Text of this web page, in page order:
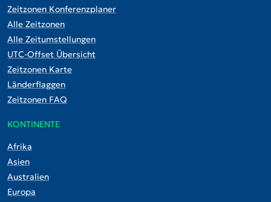
Zeitzonen Konferenzplaner
Alle Zeitzonen
Alle Zeitumstellungen
UTC-Offset Übersicht
Zeitzonen Karte
Länderflaggen
Zeitzonen FAQ
KONTINENTE
Afrika
Asien
Australien
Europa